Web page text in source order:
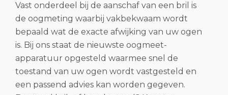
Vast onderdeel bij de aanschaf van een bril is
de oogmeting waarbij vakbekwaam wordt
bepaald wat de exacte afwijking van uw ogen
is. Bij ons staat de nieuwste oogmeet-
apparatuur opgesteld waarmee snel de
toestand van uw ogen wordt vastgesteld en
een passend advies kan worden gegeven.